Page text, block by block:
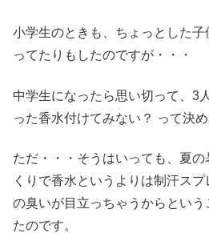
小学生のときも、ちょっとした
ってたりもしたのですが・・・
中学生になったら思い切って、3
った香水付けてみない？ って決め
ただ・・・そうはいっても、夏の
くりで香水というよりは制汗ス
の臭いが目立っちゃうからとい
たのです。